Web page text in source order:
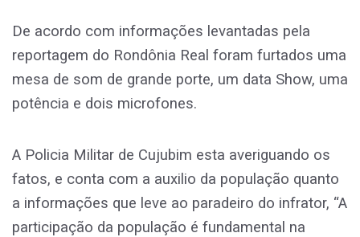
De acordo com informações levantadas pela
reportagem do Rondônia Real foram furtados uma
mesa de som de grande porte, um data Show, uma
potência e dois microfones.
A Policia Militar de Cujubim esta averiguando os
fatos, e conta com a auxilio da população quanto
a informações que leve ao paradeiro do infrator, “A
participação da população é fundamental na